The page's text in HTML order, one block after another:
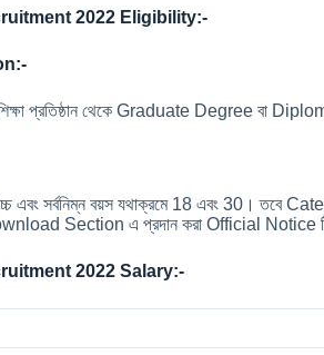
2022 Eligibility:-
প্রতিষ্ঠান থেকে Graduate Degree বা
এবং সর্বনিম্ন বয়স যথাক্রমে 18 এবং 30। তবে
Download Section এ প্রদান করা Official Notice
2022 Salary:-